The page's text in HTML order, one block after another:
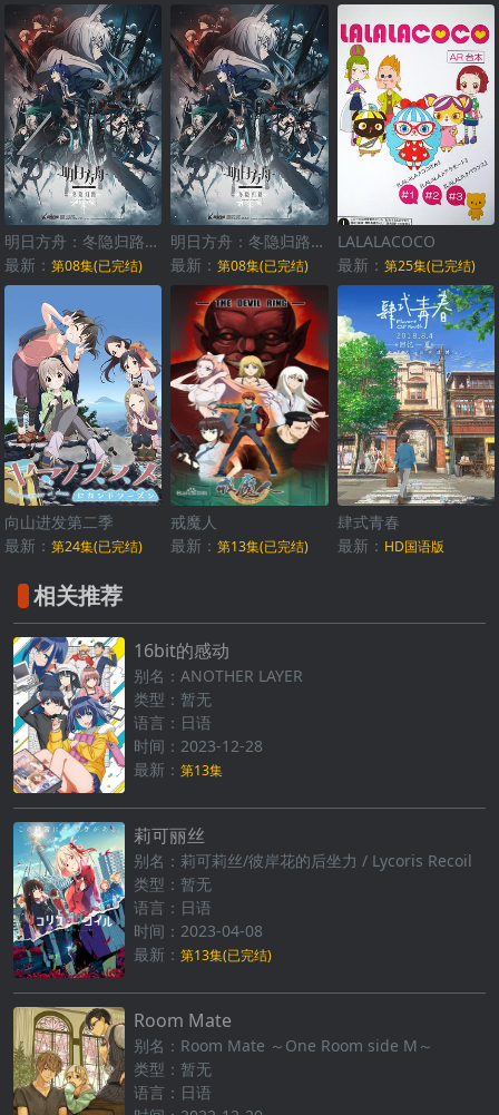
明日方舟：冬隐归路国语
最新： 第08集(已完结)
明日方舟：冬隐归路日语
最新：第08集(已完结)
LALALACOCO
最新： 第25集(已完结)
向山进发第二季
最新： 第24集(已完结)
戒魔人
最新：第13集(已完结)
肆式青春
最新： HD国语版
相关推荐
16bit的感动
别名：ANOTHER LAYER
类型：暂无
语言：日语
时间：2023-12-28
最新： 第13集
莉可丽丝
别名：莉可莉丝/彼岸花的后坐力 / Lycoris Recoil
类型：暂无
语言：日语
时间：2023-04-08
最新： 第13集(已完结)
Room Mate
别名：Room Mate ～One Room side M～
类型：暂无
语言：日语